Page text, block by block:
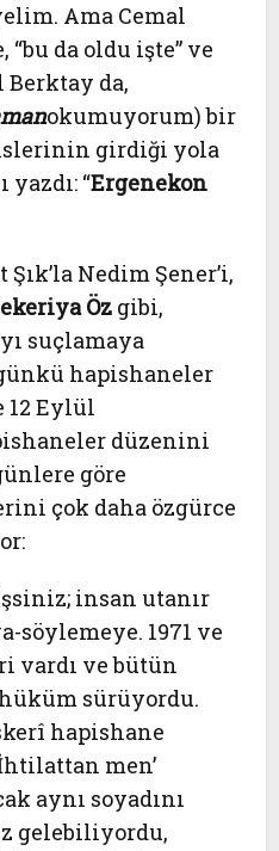
Ama Cemal
“bu da oldu işte” ve
Berktay da,
okumuyorum) bir
girdiği yola
“Ergenekon
Nedim Şener’i,
Öz gibi,
suçlamaya
hapishaneler
12 Eylül
düzenini
göre
çok daha özgürce
insan utanır
söylemeye. 1971 ve
vardı ve bütün
sürüyordu.
hapishane
men’
aynı soyadını
gelebiliyordu,